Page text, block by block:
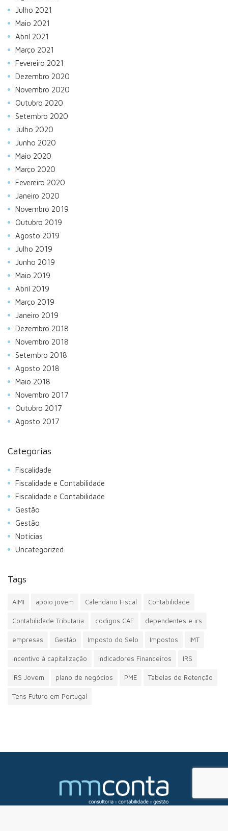
Julho 2021
Maio 2021
Abril 2021
Março 2021
Fevereiro 2021
Dezembro 2020
Novembro 2020
Outubro 2020
Setembro 2020
Julho 2020
Junho 2020
Maio 2020
Março 2020
Fevereiro 2020
Janeiro 2020
Novembro 2019
Outubro 2019
Agosto 2019
Julho 2019
Junho 2019
Maio 2019
Abril 2019
Março 2019
Janeiro 2019
Dezembro 2018
Novembro 2018
Setembro 2018
Agosto 2018
Maio 2018
Novembro 2017
Outubro 2017
Agosto 2017
Categorias
Fiscalidade
Fiscalidade e Contabilidade
Fiscalidade e Contabilidade
Gestão
Gestão
Notícias
Uncategorized
Tags
AIMI apoio jovem Calendário Fiscal Contabilidade
Contabilidade Tributária códigos CAE dependentes e irs
empresas Gestão Imposto do Selo Impostos IMT
incentivo à capitalização Indicadores Financeiros IRS
IRS Jovem plano de negócios PME Tabelas de Retenção
Tens Futuro em Portugal